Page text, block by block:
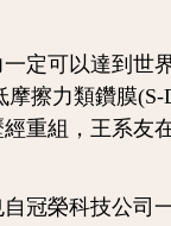
定可以達到世
擦力類鑽膜(S-
重組，王系友
冠榮科技公司